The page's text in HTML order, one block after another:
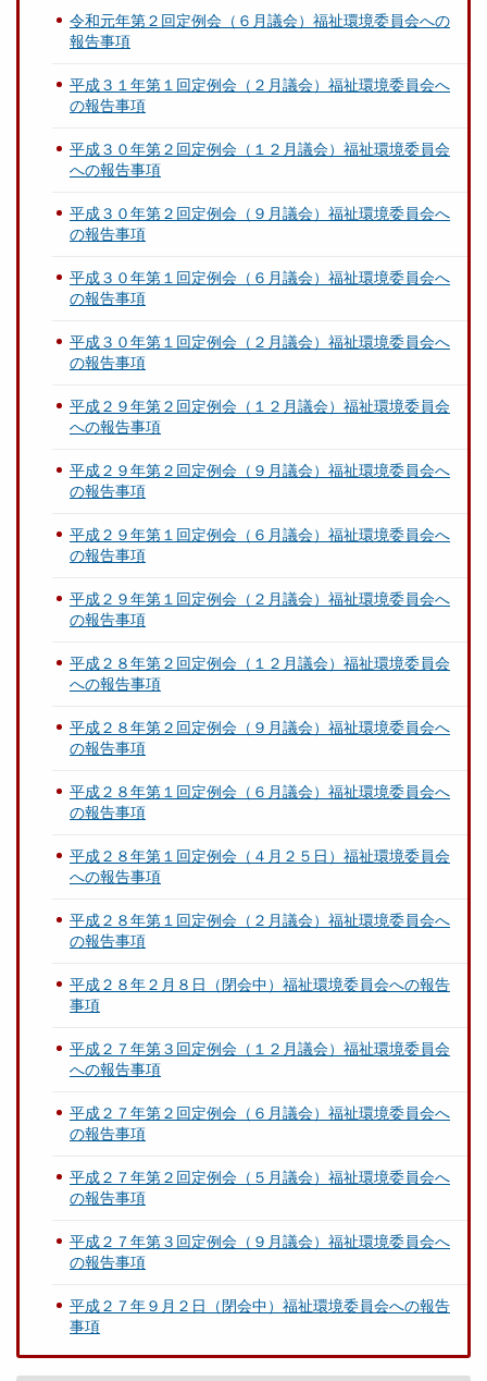
令和元年第２回定例会（６月議会）福祉環境委員会への
報告事項
平成３１年第１回定例会（２月議会）福祉環境委員会へ
の報告事項
平成３０年第２回定例会（１２月議会）福祉環境委員会
への報告事項
平成３０年第２回定例会（９月議会）福祉環境委員会へ
の報告事項
平成３０年第１回定例会（６月議会）福祉環境委員会へ
の報告事項
平成３０年第１回定例会（２月議会）福祉環境委員会へ
の報告事項
平成２９年第２回定例会（１２月議会）福祉環境委員会
への報告事項
平成２９年第２回定例会（９月議会）福祉環境委員会へ
の報告事項
平成２９年第１回定例会（６月議会）福祉環境委員会へ
の報告事項
平成２９年第１回定例会（２月議会）福祉環境委員会へ
の報告事項
平成２８年第２回定例会（１２月議会）福祉環境委員会
への報告事項
平成２８年第２回定例会（９月議会）福祉環境委員会へ
の報告事項
平成２８年第１回定例会（６月議会）福祉環境委員会へ
の報告事項
平成２８年第１回定例会（４月２５日）福祉環境委員会
への報告事項
平成２８年第１回定例会（２月議会）福祉環境委員会へ
の報告事項
平成２８年２月８日（閉会中）福祉環境委員会への報告
事項
平成２７年第３回定例会（１２月議会）福祉環境委員会
への報告事項
平成２７年第２回定例会（６月議会）福祉環境委員会へ
の報告事項
平成２７年第２回定例会（５月議会）福祉環境委員会へ
の報告事項
平成２７年第３回定例会（９月議会）福祉環境委員会へ
の報告事項
平成２７年９月２日（閉会中）福祉環境委員会への報告
事項